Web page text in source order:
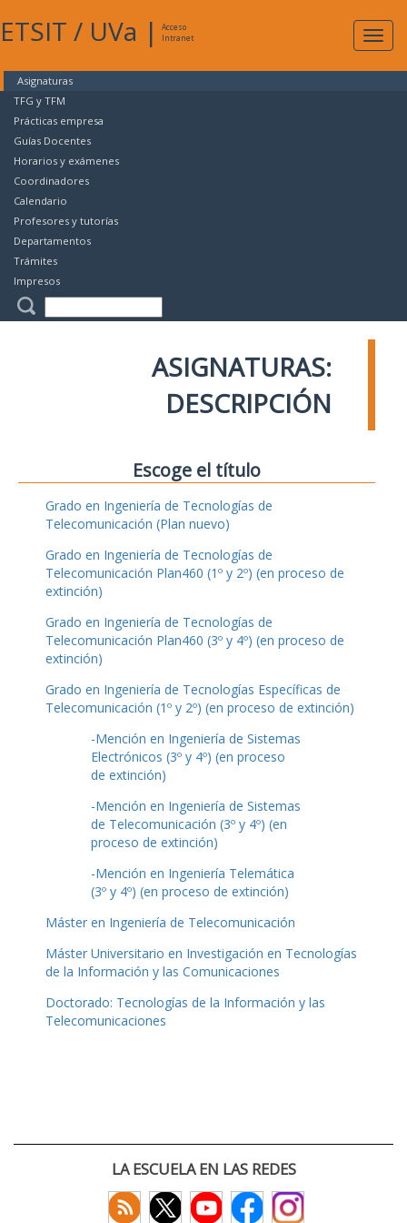
ETSIT / UVa |
Acceso
Intranet
Asignaturas
TFG y TFM
Prácticas empresa
Guías Docentes
Horarios y exámenes
Coordinadores
Calendario
Profesores y tutorías
Departamentos
Trámites
Impresos
ASIGNATURAS:
DESCRIPCIÓN
Escoge el título
Grado en Ingeniería de Tecnologías de
Telecomunicación (Plan nuevo)
Grado en Ingeniería de Tecnologías de
Telecomunicación Plan460 (1º y 2º) (en proceso de
extinción)
Grado en Ingeniería de Tecnologías de
Telecomunicación Plan460 (3º y 4º) (en proceso de
extinción)
Grado en Ingeniería de Tecnologías Específicas de
Telecomunicación (1º y 2º) (en proceso de extinción)
-Mención en Ingeniería de Sistemas
Electrónicos (3º y 4º) (en proceso
de extinción)
-Mención en Ingeniería de Sistemas
de Telecomunicación (3º y 4º) (en
proceso de extinción)
-Mención en Ingeniería Telemática
(3º y 4º) (en proceso de extinción)
Máster en Ingeniería de Telecomunicación
Máster Universitario en Investigación en Tecnologías
de la Información y las Comunicaciones
Doctorado: Tecnologías de la Información y las
Telecomunicaciones
LA ESCUELA EN LAS REDES